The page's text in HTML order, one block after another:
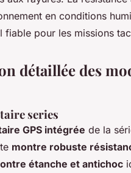
en conditions
fiable pour les missions
détaillée des
series
GPS intégrée de la
montre robuste
étanche et antichoc